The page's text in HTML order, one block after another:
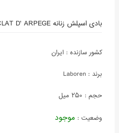
بادی اسپلش زنانه ECLAT D' ARPEGE لابورن
کشور سازنده : ایران
برند : Laboren
حجم : 250 میل
وضعیت : موجود